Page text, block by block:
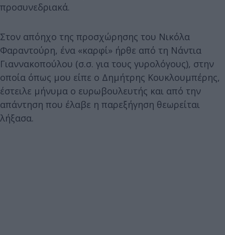
προσυνεδριακά.
Στον απόηχο της προσχώρησης του Νικόλα
Φαραντούρη, ένα «καρφί» ήρθε από τη Νάντια
Γιαννακοπούλου (σ.σ. για τους γυρολόγους), στην
οποία όπως μου είπε ο Δημήτρης Κουκλουμπέρης,
έστειλε μήνυμα ο ευρωβουλευτής και από την
απάντηση που έλαβε η παρεξήγηση θεωρείται
λήξασα.